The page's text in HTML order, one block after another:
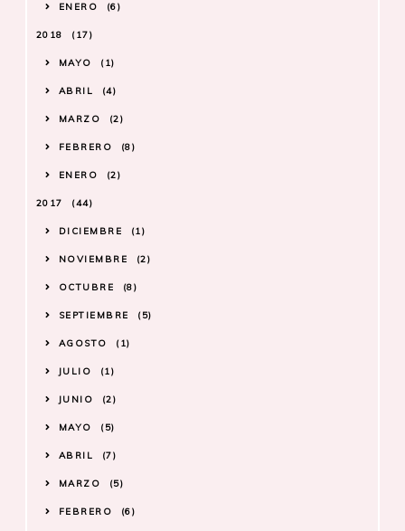
ENERO 6
2018 17
MAYO 1
ABRIL 4
MARZO 2
FEBRERO 8
ENERO 2
2017 44
DICIEMBRE 1
NOVIEMBRE 2
OCTUBRE 8
SEPTIEMBRE 5
AGOSTO 1
JULIO 1
JUNIO 2
MAYO 5
ABRIL 7
MARZO 5
FEBRERO 6